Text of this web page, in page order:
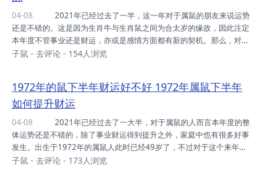
想要拓展事业或者是寻找合作伙伴，建议平...
04-08
还是不错的。这是因为生肖牛与生肖鼠之间为合太岁的缘故，因此注定
本年度不管事业还是财运，亦或是感情方面都有新的契机。那么，对于
1972年出生的属鼠人来说，本年度的婚姻又会如何呢?毕竟这个年纪的
有侵权，敬请告知！ 72年属鼠49岁婚姻运势 72年属鼠的朋友
性格比较细腻，为人勤劳擅长理财，若是找对了人，婚姻还是比较平稳
念叨，因此夫妻关系稍...
子鼠 - 去评论 - 154人浏览
1972年的鼠下半年财运好不好 1972年属鼠下半年
如何提升财运
04-08
体运势还是不错的，除了事业财运得到提升之外，家庭中也有很多好事
发生。出生于1972年的属鼠人此时已经49岁了，不过对于这个来年龄
段的的人而言，工作上可能会出现一些瓶颈，尽管看起来各个方面发展
子鼠 - 去评论 - 173人浏览